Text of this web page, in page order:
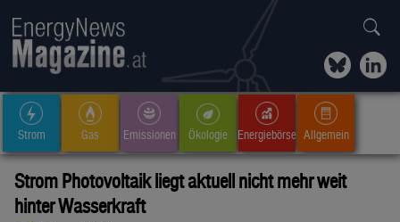
Strom Gas Emissionen Ökologie Energiebörse Allgemein
Strom Photovoltaik liegt aktuell nicht mehr weit
hinter Wasserkraft